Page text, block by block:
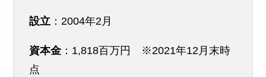
設立 ：2004年2月
資本金 ：1,818百万円 ※2021年12月末時
点